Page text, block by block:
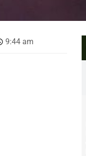
9:44 am